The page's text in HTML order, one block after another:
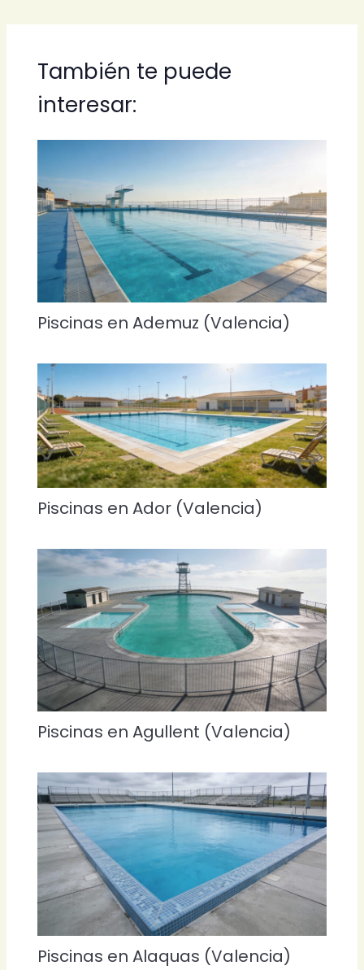
También te puede
interesar:
Piscinas en Ademuz (Valencia)
Piscinas en Ador (Valencia)
Piscinas en Agullent (Valencia)
Piscinas en Alaquas (Valencia)